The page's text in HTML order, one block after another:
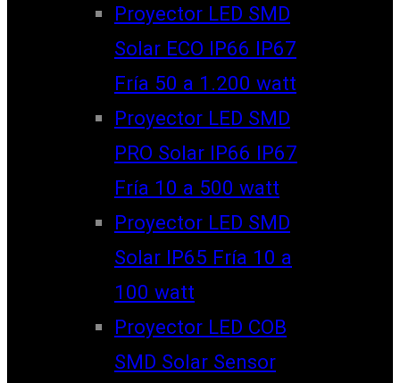
Proyector LED SMD
Solar ECO IP66 IP67
Fría 50 a 1.200 watt
Proyector LED SMD
PRO Solar IP66 IP67
Fría 10 a 500 watt
Proyector LED SMD
Solar IP65 Fría 10 a
100 watt
Proyector LED COB
SMD Solar Sensor